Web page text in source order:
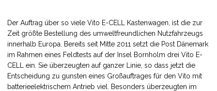
Der Auftrag über so viele Vito E-CELL Kastenwagen, ist die zur
Zeit größte Bestellung des umweltfreundlichen Nutzfahrzeugs
innerhalb Europa. Bereits seit Mitte 2011 setzt die Post Dänemark
im Rahmen eines Feldtests auf der Insel Bornholm drei Vito E-
CELL ein. Sie überzeugten auf ganzer Linie, so dass jetzt die
Entscheidung zu gunsten eines Großauftrages für den Vito mit
batterieelektrischem Antrieb viel. Besonders überzeugten im